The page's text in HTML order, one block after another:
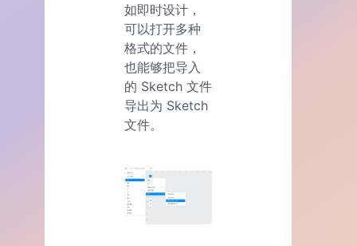
如即时设计，
可以打开多种
格式的文件，
也能够把导入
的 Sketch 文件
导出为 Sketch
文件。